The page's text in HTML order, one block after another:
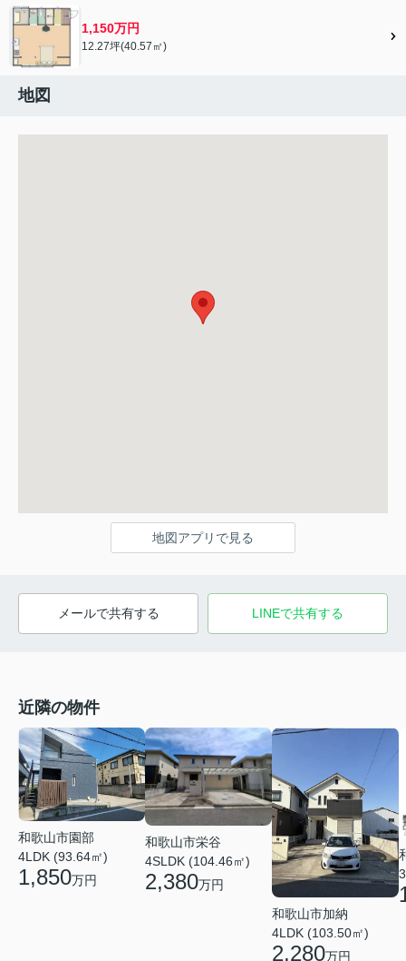
1,150万円
12.27坪(40.57㎡)
地図
地図アプリで見る
メールで共有する LINEで共有する
近隣の物件
和歌山市園部
4LDK (93.64㎡)
1,850万円
和歌山市栄谷
4SLDK (104.46㎡)
2,380万円
和歌山市加納
4LDK (103.50㎡)
2,280万円